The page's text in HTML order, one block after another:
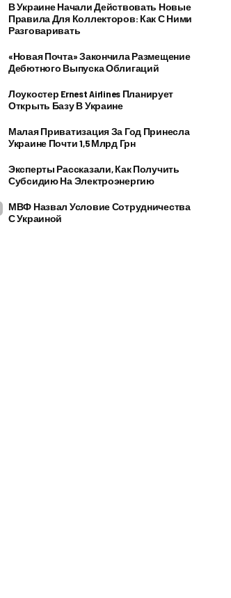
В Украине Начали Действовать Новые
Правила Для Коллекторов: Как С Ними
Разговаривать
«Новая Почта» Закончила Размещение
Дебютного Выпуска Облигаций
Лоукостер Ernest Airlines Планирует
Открыть Базу В Украине
Малая Приватизация За Год Принесла
Украине Почти 1,5 Млрд Грн
Эксперты Рассказали, Как Получить
Субсидию На Электроэнергию
МВФ Назвал Условие Сотрудничества
С Украиной